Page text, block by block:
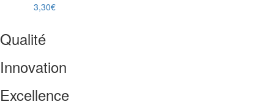
3,30€
Qualité
Innovation
Excellence